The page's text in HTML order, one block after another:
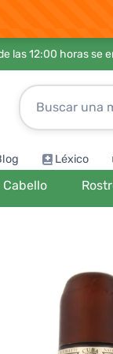
las 12:00 horas se
Léxico
Cabello